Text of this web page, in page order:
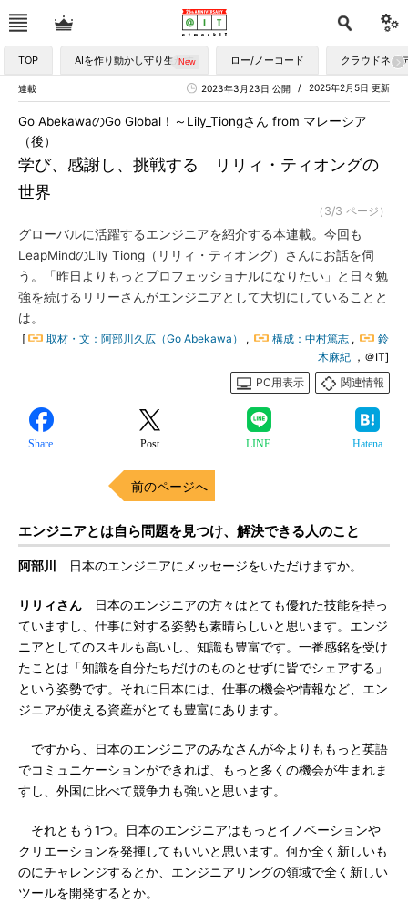
TOP AIを作り動かし守り生かす ロー/ノーコード クラウドネイ
連載 2025年2月5日 更新
2023年3月23日 公開
学び、感謝し、挑戦する リリィ・ティオングの
世界
Go AbekawaのGo Global！～Lily_Tiongさん from マレーシア
（後）
（3/3 ページ）
グローバルに活躍するエンジニアを紹介する本連載。今回も
LeapMindのLily Tiong（リリィ・ティオング）さんにお話を伺
う。「昨日よりもっとプロフェッショナルになりたい」と日々勉
強を続けるリリーさんがエンジニアとして大切にしていることと
は。
[ 取材・文：阿部川久広（Go Abekawa） , 構成：中村篤志 ,
鈴
木麻紀 ，＠IT]
PC用表示
関連情報
Share Post LINE Hatena
前のページへ
エンジニアとは自ら問題を見つけ、解決できる人のこと
阿部川 日本のエンジニアにメッセージをいただけますか。
リリィさん 日本のエンジニアの方々はとても優れた技能を持っ
ていますし、仕事に対する姿勢も素晴らしいと思います。エンジ
ニアとしてのスキルも高いし、知識も豊富です。一番感銘を受け
たことは「知識を自分たちだけのものとせずに皆でシェアする」
という姿勢です。それに日本には、仕事の機会や情報など、エン
ジニアが使える資産がとても豊富にあります。
ですから、日本のエンジニアのみなさんが今よりももっと英語
でコミュニケーションができれば、もっと多くの機会が生まれま
すし、外国に比べて競争力も強いと思います。
それともう1つ。日本のエンジニアはもっとイノベーションや
クリエーションを発揮してもいいと思います。何か全く新しいも
のにチャレンジするとか、エンジニアリングの領域で全く新しい
ツールを開発するとか。